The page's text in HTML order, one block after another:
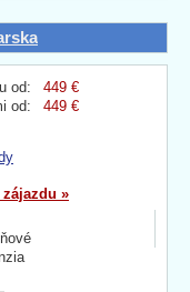
od:
449 €
od:
449 €
»